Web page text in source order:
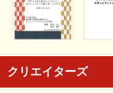
クリエイターズ